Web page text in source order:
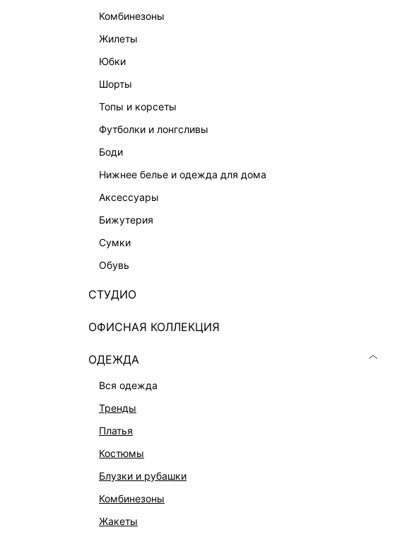
комбинезоны
жилеты
юбки
шорты
топы и корсеты
футболки и лонгсливы
боди
нижнее белье и одежда для дома
аксессуары
бижутерия
сумки
обувь
СТУДИО
ОФИСНАЯ КОЛЛЕКЦИЯ
ОДЕЖДА
вся одежда
тренды
платья
костюмы
блузки и рубашки
комбинезоны
жакеты
ЮБКА МИДИ ИЗ 100% ВИСКОЗЫ
-33%
ЭКСКЛЮЗИВНО ОНЛАЙН